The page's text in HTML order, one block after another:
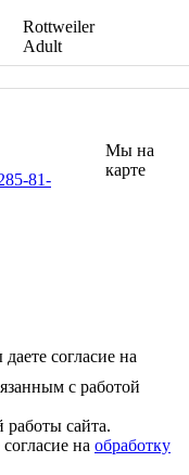
Rottweiler
Adult
81-
Мы на
карте
согласие на
с работой
сайта.
на обработку